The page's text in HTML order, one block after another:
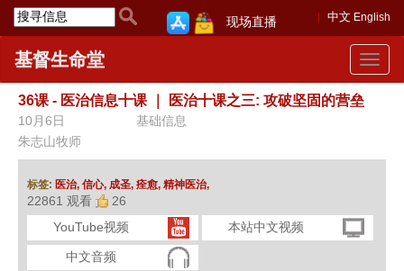
中文 English
现场直播
Toggle
基督生命堂
36课 - 医治信息十课 医治十课之三: 攻破坚固的营垒
10月6日
基础信息
朱志山牧师
标签: 医治, 信心, 成圣, 痊愈, 精神医治,
22861 观看
26
YouTube视频
本站中文视频
中文音频